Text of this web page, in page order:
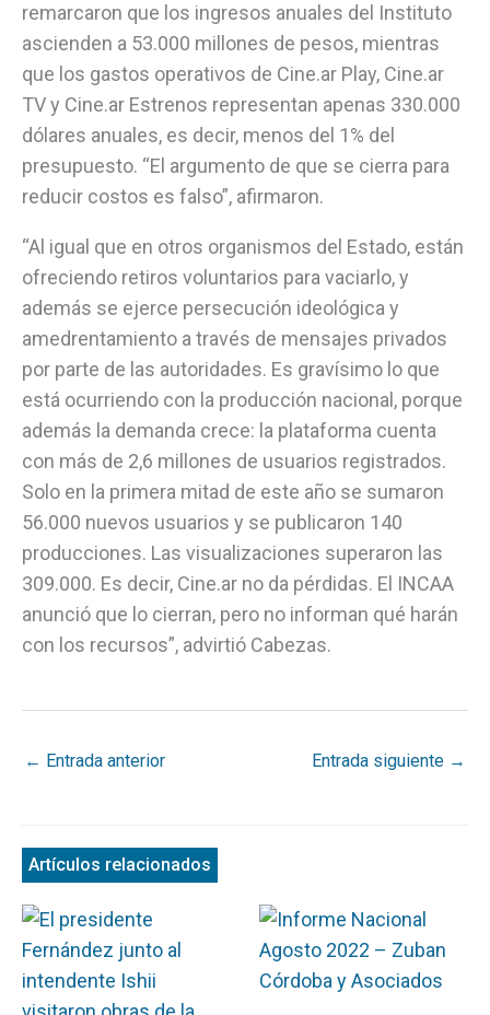
remarcaron que los ingresos anuales del Instituto
ascienden a 53.000 millones de pesos, mientras
que los gastos operativos de Cine.ar Play, Cine.ar
TV y Cine.ar Estrenos representan apenas 330.000
dólares anuales, es decir, menos del 1% del
presupuesto. “El argumento de que se cierra para
reducir costos es falso”, afirmaron.
“Al igual que en otros organismos del Estado, están
ofreciendo retiros voluntarios para vaciarlo, y
además se ejerce persecución ideológica y
amedrentamiento a través de mensajes privados
por parte de las autoridades. Es gravísimo lo que
está ocurriendo con la producción nacional, porque
además la demanda crece: la plataforma cuenta
con más de 2,6 millones de usuarios registrados.
Solo en la primera mitad de este año se sumaron
56.000 nuevos usuarios y se publicaron 140
producciones. Las visualizaciones superaron las
309.000. Es decir, Cine.ar no da pérdidas. El INCAA
anunció que lo cierran, pero no informan qué harán
con los recursos”, advirtió Cabezas.
← Entrada anterior Entrada siguiente →
Artículos relacionados